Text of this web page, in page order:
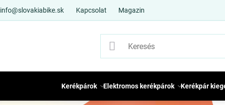
info@slovakiabike.sk Kapcsolat Magazin
Kerékpárok Elektromos kerékpárok Kerékpár